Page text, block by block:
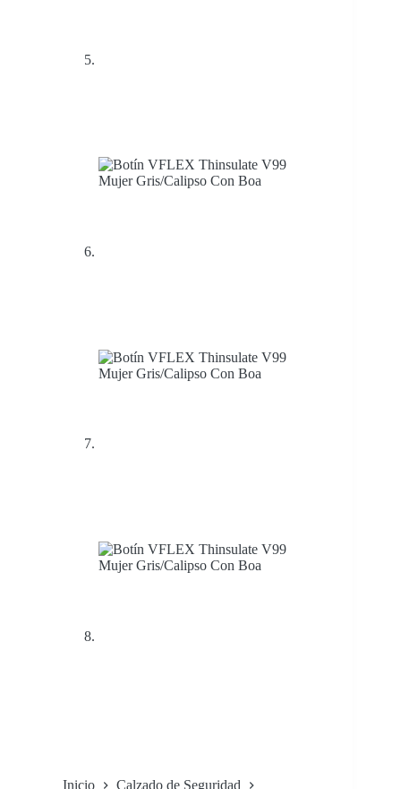
Inicio Calzado de Seguridad